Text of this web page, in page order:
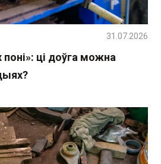
ці доўга можна
31.07.2026